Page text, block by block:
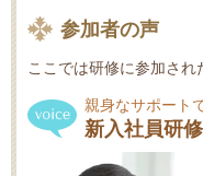
参加者の声
ここでは研修に参加され
親身なサポート
新入社員研修